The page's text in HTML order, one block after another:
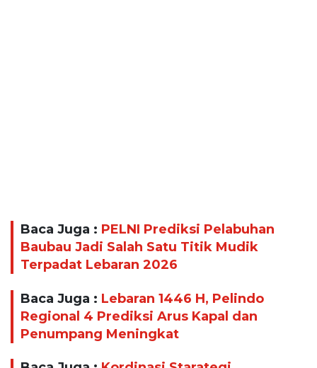
Baca Juga : PELNI Prediksi Pelabuhan
Baubau Jadi Salah Satu Titik Mudik
Terpadat Lebaran 2026
Baca Juga : Lebaran 1446 H, Pelindo
Regional 4 Prediksi Arus Kapal dan
Penumpang Meningkat